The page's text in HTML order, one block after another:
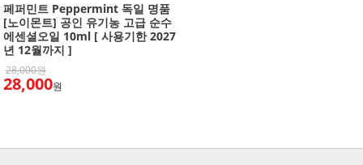
페퍼민트 Peppermint 독일 명품
[노이몬트] 공인 유기농 고급 순수
에센셜오일 10ml [ 사용기한 2027
년 12월까지 ]
28,000원
28,000원